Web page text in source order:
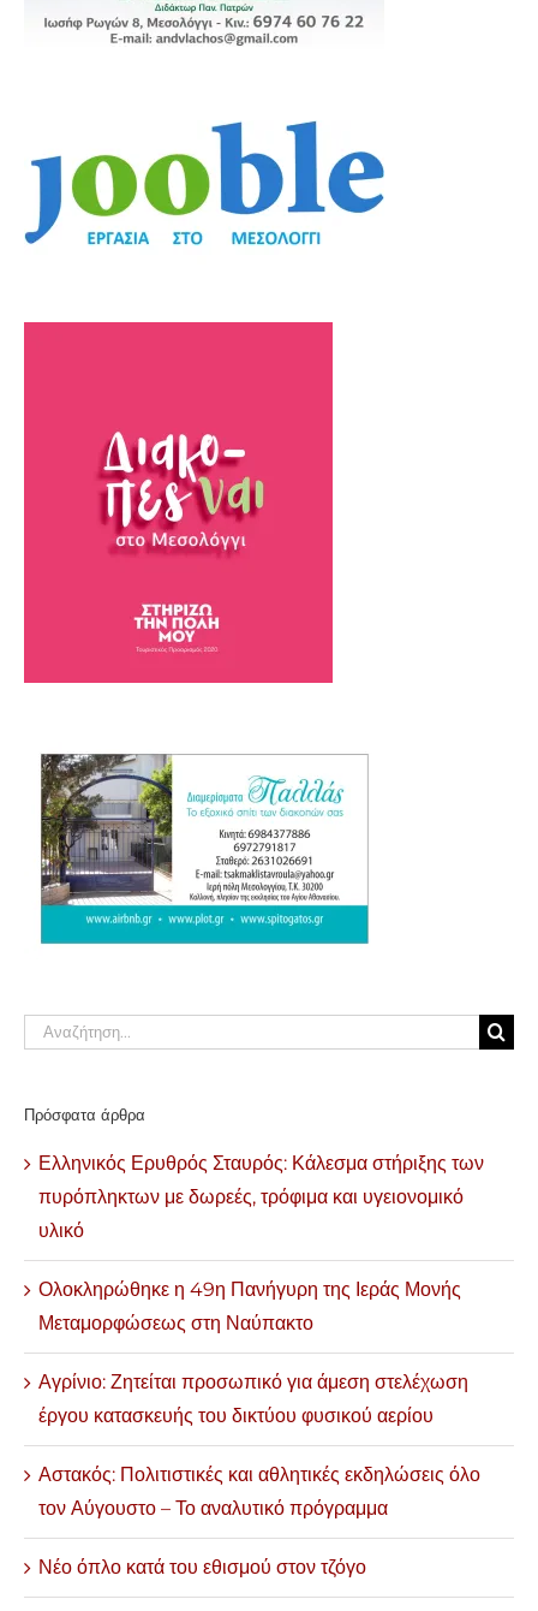
Αναζήτηση
Πρόσφατα άρθρα
Ελληνικός Ερυθρός Σταυρός: Κάλεσμα στήριξης των
πυρόπληκτων με δωρεές, τρόφιμα και υγειονομικό
υλικό
Ολοκληρώθηκε η 49η Πανήγυρη της Ιεράς Μονής
Μεταμορφώσεως στη Ναύπακτο
Αγρίνιο: Ζητείται προσωπικό για άμεση στελέχωση
έργου κατασκευής του δικτύου φυσικού αερίου
Αστακός: Πολιτιστικές και αθλητικές εκδηλώσεις όλο
τον Αύγουστο – Το αναλυτικό πρόγραμμα
Νέο όπλο κατά του εθισμού στον τζόγο